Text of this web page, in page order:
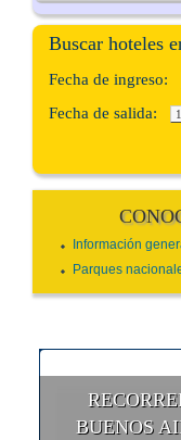
Buscar hoteles
Fecha de ingreso:
Fecha de salida:
Información
Parques
BUENOS